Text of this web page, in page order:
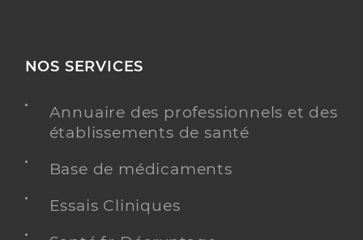
NOS SERVICES
Annuaire des professionnels et des
établissements de santé
Base de médicaments
Essais Cliniques